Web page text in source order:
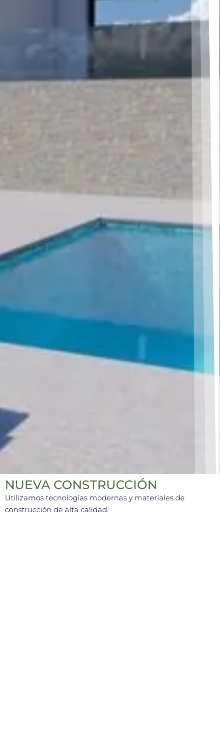
NUEVA CONSTRUCCIÓN
Utilizamos tecnologías modernas y materiales de
construcción de alta calidad.